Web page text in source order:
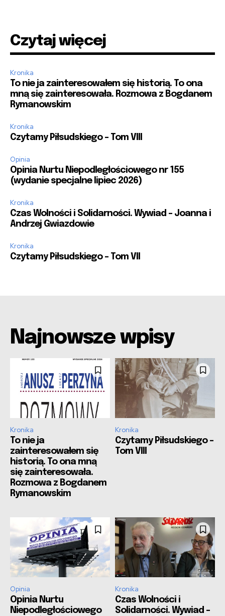
Czytaj więcej
Kronika
To nie ja zainteresowałem się historią. To ona
mną się zainteresowała. Rozmowa z Bogdanem
Rymanowskim
Kronika
Czytamy Piłsudskiego – Tom VIII
Opinia
Opinia Nurtu Niepodległościowego nr 155
(wydanie specjalne lipiec 2026)
Kronika
Czas Wolności i Solidarności. Wywiad – Joanna i
Andrzej Gwiazdowie
Kronika
Czytamy Piłsudskiego – Tom VII
Najnowsze wpisy
Kronika
To nie ja
zainteresowałem się
historią. To ona mną
się zainteresowała.
Rozmowa z Bogdanem
Rymanowskim
Kronika
Czytamy Piłsudskiego –
Tom VIII
Opinia
Opinia Nurtu
Niepodległościowego
Kronika
Czas Wolności i
Solidarności. Wywiad –